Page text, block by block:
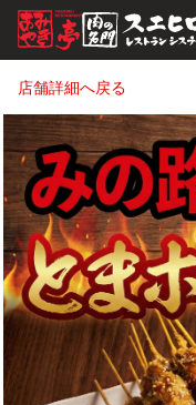
店舗詳細へ戻る